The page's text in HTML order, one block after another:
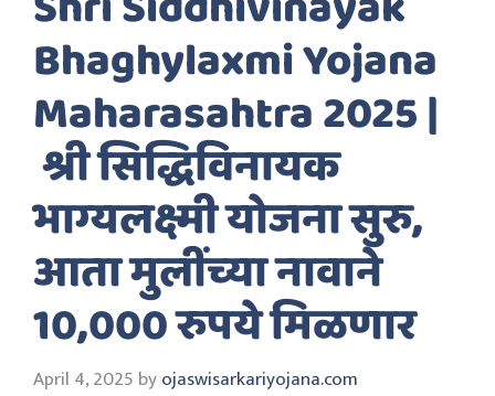
Bhaghylaxmi Yojana
Maharasahtra 2025 |
श्री सिद्धिविनायक
भाग्यलक्ष्मी योजना सुरु,
आता मुलींच्या नावाने
10,000 रुपये मिळणार
April 4, 2025 byojaswisarkariyojana.com